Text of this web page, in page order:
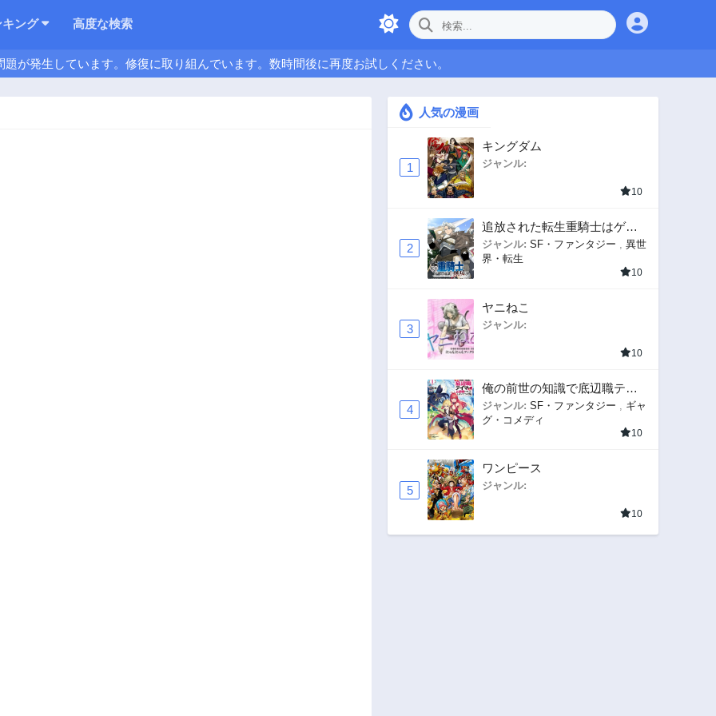
ング 高度な検索
が発生しています。修復に取り組んでいます。数時間後に再度お試しください。
人気の漫画
1
キングダム
ジャンル:
10
2
追放された転生重騎士はゲー
ム知識で無双する
ジャンル: SF・ファンタジー
異世
界・転生
10
3
ヤニねこ
ジャンル:
10
4
俺の前世の知識で底辺職テイ
マーが上級職になってしまい
そうな件
ジャンル: SF・ファンタジー
ギャ
グ・コメディ
10
5
ワンピース
ジャンル:
10